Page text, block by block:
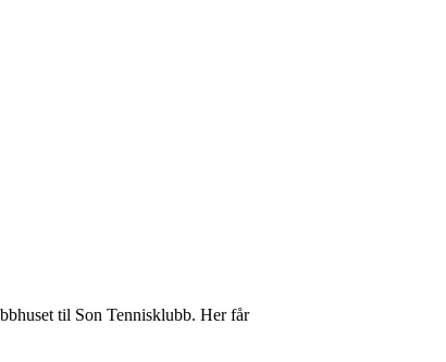
til Son Tennisklubb. Her får